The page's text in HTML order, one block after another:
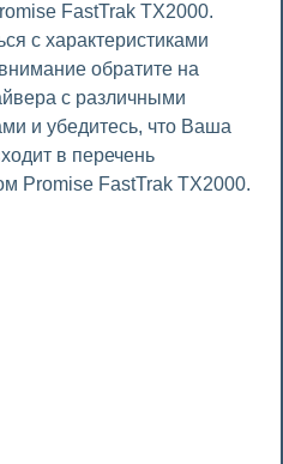
FastTrak TX2000.
с характеристиками
обратите на
с различными
и убедитесь, что Ваша
в перечень
Promise FastTrak TX2000.